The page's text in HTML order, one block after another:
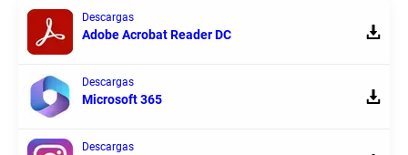
Descargas
Adobe Acrobat Reader DC
Descargas
Microsoft 365
Descargas